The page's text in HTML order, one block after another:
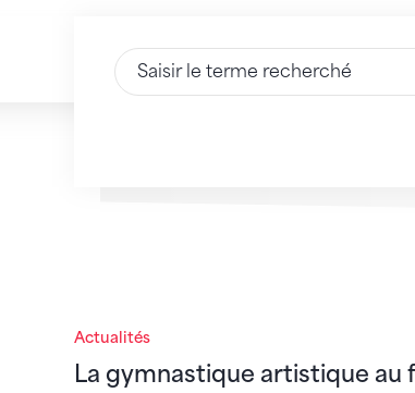
Saisir du texte
Actualités
La gymnastique artistique au
La gymnastique artistique au fil